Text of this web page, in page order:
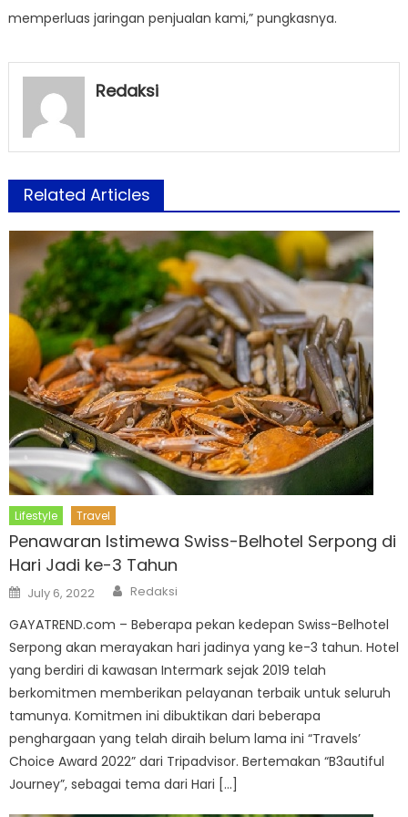
memperluas jaringan penjualan kami,” pungkasnya.
Redaksi
Related Articles
Lifestyle Travel
Penawaran Istimewa Swiss-Belhotel Serpong di
Hari Jadi ke-3 Tahun
Posted
on
July 6, 2022 Author
Redaksi
GAYATREND.com – Beberapa pekan kedepan Swiss-Belhotel
Serpong akan merayakan hari jadinya yang ke-3 tahun. Hotel
yang berdiri di kawasan Intermark sejak 2019 telah
berkomitmen memberikan pelayanan terbaik untuk seluruh
tamunya. Komitmen ini dibuktikan dari beberapa
penghargaan yang telah diraih belum lama ini “Travels’
Choice Award 2022” dari Tripadvisor. Bertemakan “B3autiful
Journey”, sebagai tema dari Hari […]